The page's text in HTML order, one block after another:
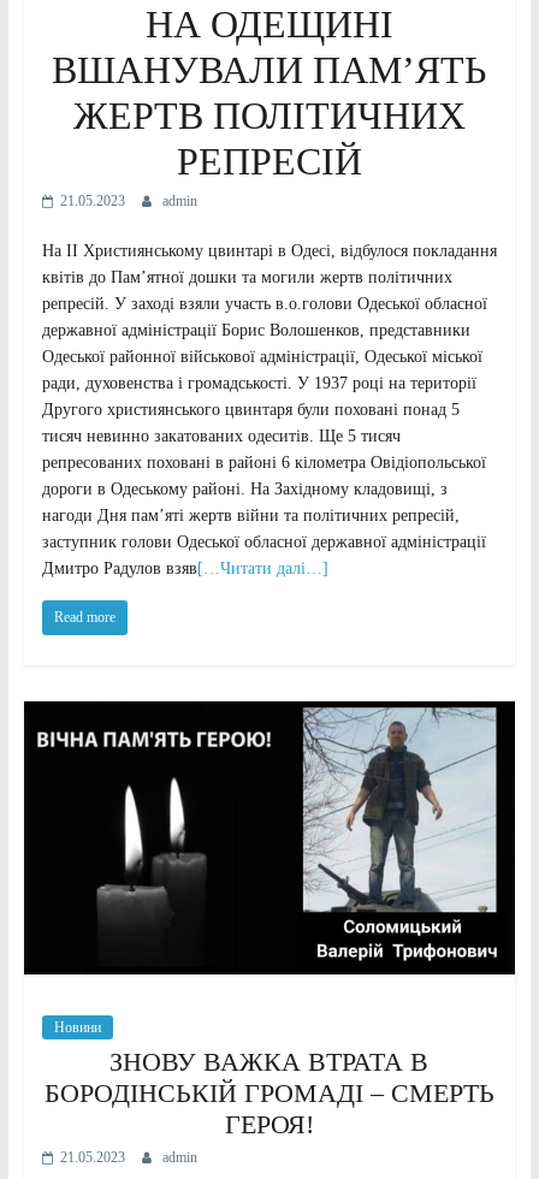
НА ОДЕЩИНІ
ВШАНУВАЛИ ПАМ’ЯТЬ
ЖЕРТВ ПОЛІТИЧНИХ
РЕПРЕСІЙ
21.05.2023 admin
На ІІ Християнському цвинтарі в Одесі, відбулося покладання
квітів до Пам’ятної дошки та могили жертв політичних
репресій. У заході взяли участь в.о.голови Одеської обласної
державної адміністрації Борис Волошенков, представники
Одеської районної військової адміністрації, Одеської міської
ради, духовенства і громадськості. У 1937 році на території
Другого християнського цвинтаря були поховані понад 5
тисяч невинно закатованих одеситів. Ще 5 тисяч
репресованих поховані в районі 6 кілометра Овідіопольської
дороги в Одеському районі. На Західному кладовищі, з
нагоди Дня пам’яті жертв війни та політичних репресій,
заступник голови Одеської обласної державної адміністрації
Дмитро Радулов взяв […Читати далі…]
Read more
Новини
ЗНОВУ ВАЖКА ВТРАТА В
БОРОДІНСЬКІЙ ГРОМАДІ – СМЕРТЬ
ГЕРОЯ!
21.05.2023 admin